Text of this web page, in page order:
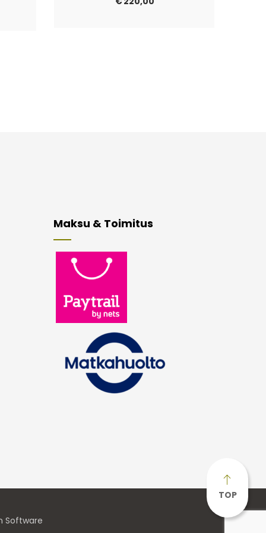
Maksu & Toimitus
TOP
Software